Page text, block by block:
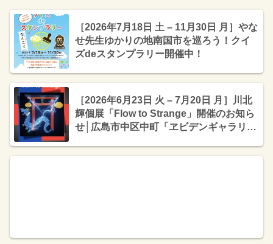
［2026年7月18日 土 – 11月30日 月］やな
せ先生ゆかりの地南国市を巡ろう！クイ
ズdeスタンプラリー開催中！
［2026年6月23日 火 – 7月20日 月］川北
輝個展「Flow to Strange」開催のお知ら
せ│広島市中区中町「ヱビデンギャラリ